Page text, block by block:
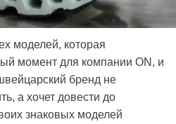
моделей, которая
момент для компанииON, и
бренд не
а хочет довести до
знаковых моделей